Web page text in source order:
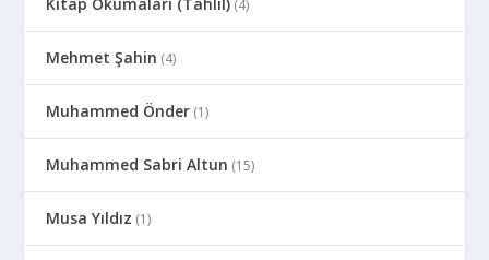
Kitap Okumaları (Tahlil) (4)
Mehmet Şahin (4)
Muhammed Önder (1)
Muhammed Sabri Altun (15)
Musa Yıldız (1)